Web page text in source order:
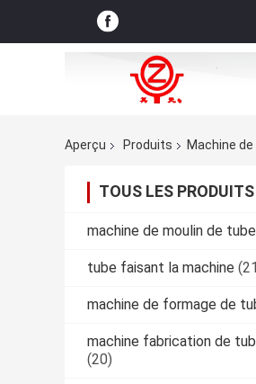
Aperçu
Produits Machine
TOUS LES PRODUITS
machine de moulin de tube
tube faisant la machine
machine de formage de
machine fabrication de
(20)